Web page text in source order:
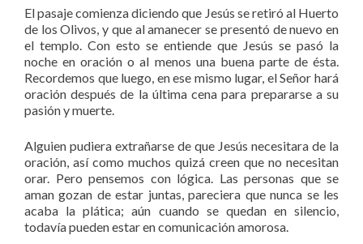
El pasaje comienza diciendo que Jesús se retiró al Huerto
de los Olivos, y que al amanecer se presentó de nuevo en
el templo. Con esto se entiende que Jesús se pasó la
noche en oración o al menos una buena parte de ésta.
Recordemos que luego, en ese mismo lugar, el Señor hará
oración después de la última cena para prepararse a su
pasión y muerte.
Alguien pudiera extrañarse de que Jesús necesitara de la
oración, así como muchos quizá creen que no necesitan
orar. Pero pensemos con lógica. Las personas que se
aman gozan de estar juntas, pareciera que nunca se les
acaba la plática; aún cuando se quedan en silencio,
todavía pueden estar en comunicación amorosa.